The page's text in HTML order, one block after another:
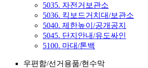
5035. 자전거보관소
5036. 킥보드거치대/보관소
5040. 제한높이/공개공지
5045. 단지안내/유도싸인
5100. 마대/톤백
우편함/선거용품/현수막